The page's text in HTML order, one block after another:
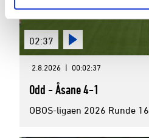
02:37
2.8.2026 | 00:02:37
Odd - Åsane 4-1
OBOS-ligaen 2026 Runde 16